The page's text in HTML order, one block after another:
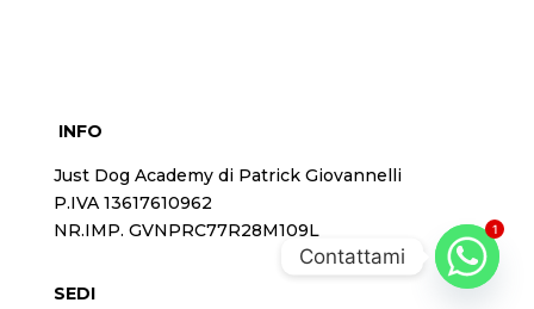
INFO
Just Dog Academy di Patrick Giovannelli
P.IVA 13617610962
NR.IMP. GVNPRC77R28M109L
SEDI
1
Contattami